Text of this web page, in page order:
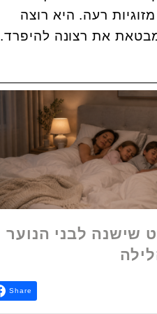
רעה. היא רוצה
את רצונה להיפרד.
שישנה לבני הנוער
Share